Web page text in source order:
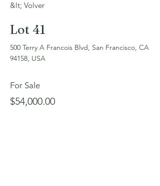
505 8679 3007
&lt; Volver
Lot 41
500 Terry A Francois Blvd, San Francisco, CA
94158, USA
For Sale
$54,000.00